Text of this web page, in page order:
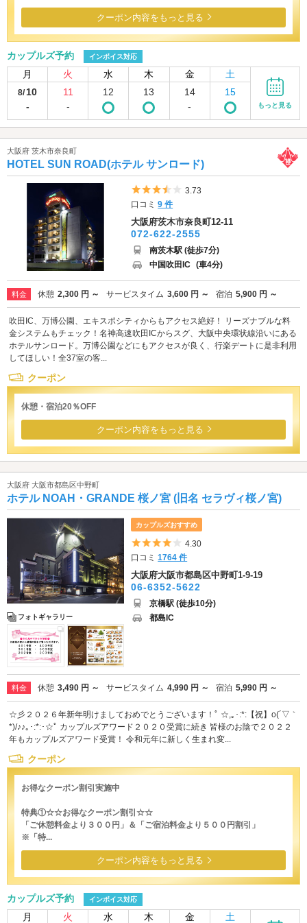
クーポン内容をもっと見る
カップルズ予約 インボイス対応
月 火 水 木 金 土
8/ 10
-
11
-
12 13
14
-
15
もっと見る
大阪府 茨木市奈良町
HOTEL SUN ROAD(ホテル サンロード)
5つ星のうち3.5
3.73
口コミ9 件
大阪府茨木市奈良町12-11
072-622-2555
南茨木駅 (徒歩7分)
中国吹田IC (車4分)
料金 休憩 2,300 円 ～ サービスタイム 3,600 円 ～ 宿泊 5,900 円 ～
吹田IC、万博公園、エキスポシティからもアクセス絶好！ リーズナブルな料
金システムもチェック！名神高速吹田ICからスグ、大阪中央環状線沿いにある
ホテルサンロード。万博公園などにもアクセスが良く、行楽デートに是非利用
してほしい！全37室の客...
クーポン
休憩・宿泊20％OFF
クーポン内容をもっと見る
大阪府 大阪市都島区中野町
ホテル NOAH・GRANDE 桜ノ宮 (旧名 セラヴィ桜ノ宮)
フォトギャラリー
カップルズおすすめ
5つ星のうち4
4.30
口コミ1764 件
大阪府大阪市都島区中野町1-9-19
06-6352-5622
京橋駅 (徒歩10分)
都島IC
料金 休憩 3,490 円 ～ サービスタイム 4,990 円 ～ 宿泊 5,990 円 ～
☆彡２０２６年新年明けましておめでとうございます！ﾟ ☆,｡･:*:【祝】o(´▽｀
*)/♪♪｡･:*:･☆ﾟ カップルズアワード２０２０受賞に続き 皆様のお陰で２０２２
年もカップルズアワード受賞！ 令和元年に新しく生まれ変...
クーポン
お得なクーポン割引実施中
特典①☆☆お得なクーポン割引☆☆
「ご休憩料金より３００円」＆「ご宿泊料金より５００円割引」
※「特...
クーポン内容をもっと見る
カップルズ予約 インボイス対応
月 火 水 木 金 土